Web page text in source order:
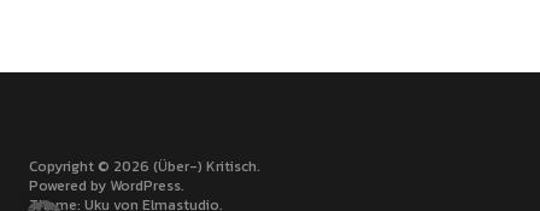
Copyright © 2026 (Über-) Kritisch
Powered by WordPress
Theme: Uku von Elmastudio